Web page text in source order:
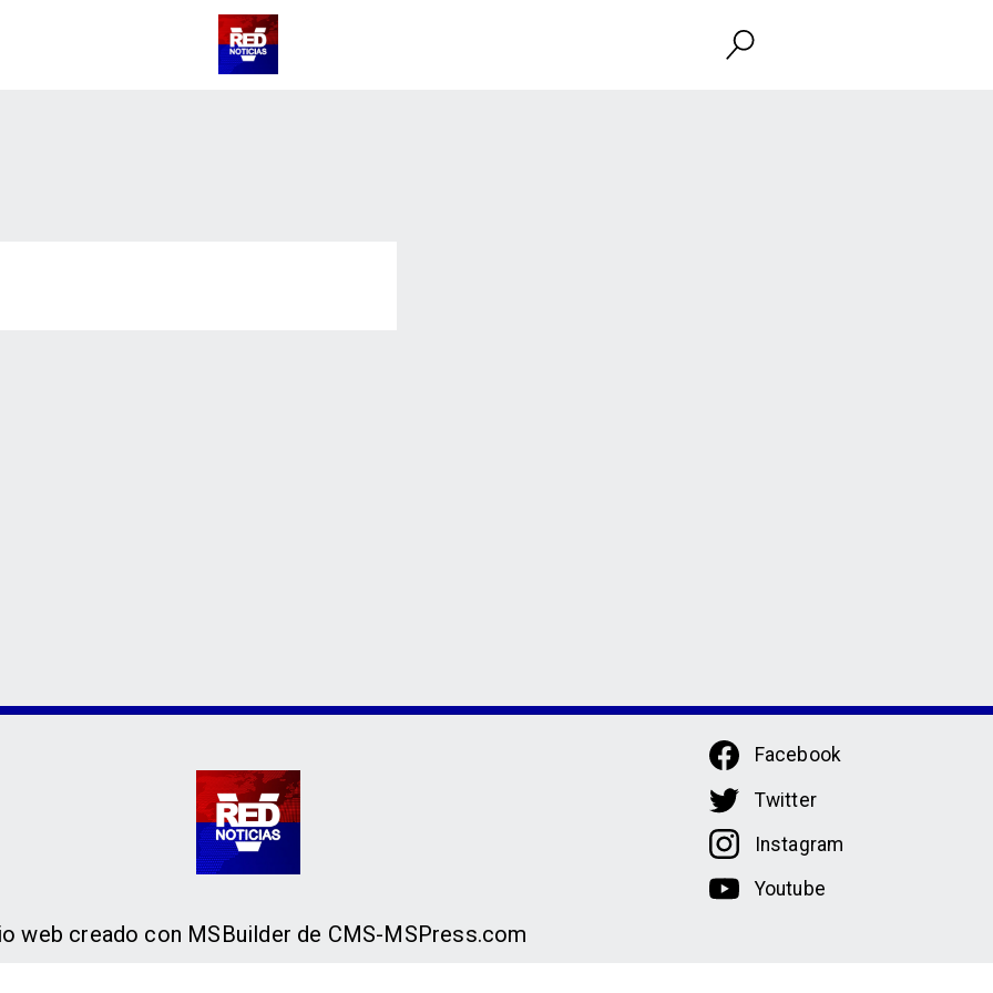
web creado con MSBuilder de CMS-MSPress.com
Facebook
Twitter
Instagram
Youtube